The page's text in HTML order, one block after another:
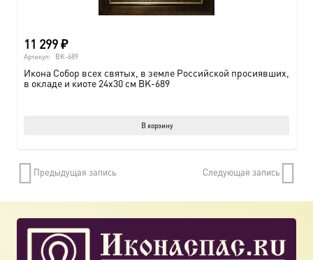
11 299₽
Артикул: BK-689
Икона Собор всех святых, в земле Российской просиявших,
в окладе и киоте 24х30 см BK-689
В корзину
Предыдущая запись Следующая запись